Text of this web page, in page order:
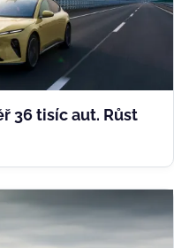
36 tisíc aut. Růst